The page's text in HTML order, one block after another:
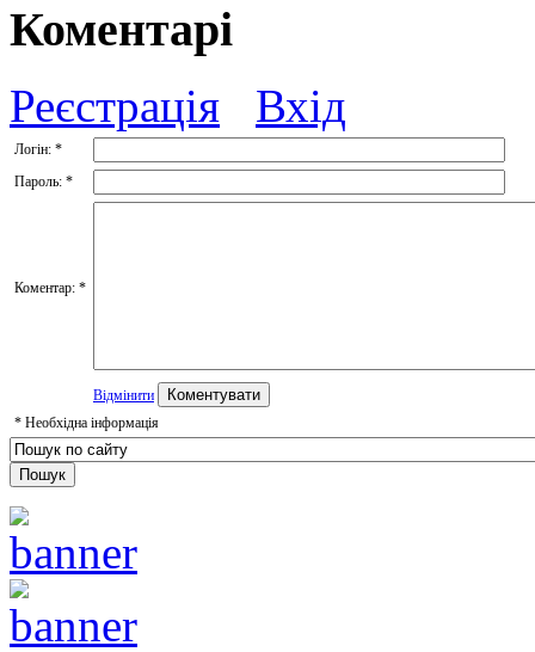
Коментарі
Реєстрація Вхід
Логін: *
Пароль: *
Коментар: *
Відмінити
* Необхідна інформація